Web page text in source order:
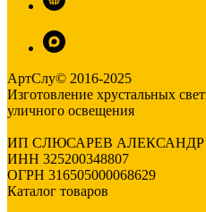
АртСлу© 2016-2025
Изготовление хрустальных
уличного освещения
ИП СЛЮСАРЕВ
ИНН 325200348807
ОГРН 316505000068629
Каталог товаров